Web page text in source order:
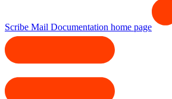
Scribe Mail Documentation home page